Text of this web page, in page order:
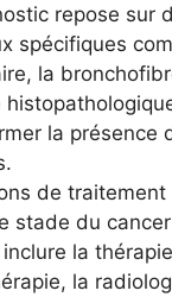
repose sur
spécifiques
la
la présence
de traitement
stade du
la
la